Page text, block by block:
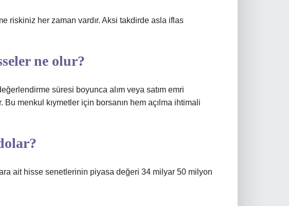
riskiniz her zaman vardır. Aksi takdirde asla iflas
ne olur?
süresi boyunca alım veya satım emri
menkul kıymetler için borsanın hem açılma ihtimali
ait hisse senetlerinin piyasa değeri 34 milyar 50 milyon